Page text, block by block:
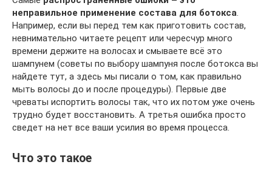
неправильное применение состава для ботокса
Например, если вы перед тем как приготовить состав,
невнимательно читаете рецепт или чересчур много
времени держите на волосах и смываете всё это
шампунем (советы по выбору шампуня после ботокса вы
найдете тут, а здесь мы писали о том, как правильно
мыть волосы до и после процедуры). Первые две
чреваты испортить волосы так, что их потом уже очень
трудно будет восстановить. А третья ошибка просто
сведет на нет все ваши усилия во время процесса.
Что это такое